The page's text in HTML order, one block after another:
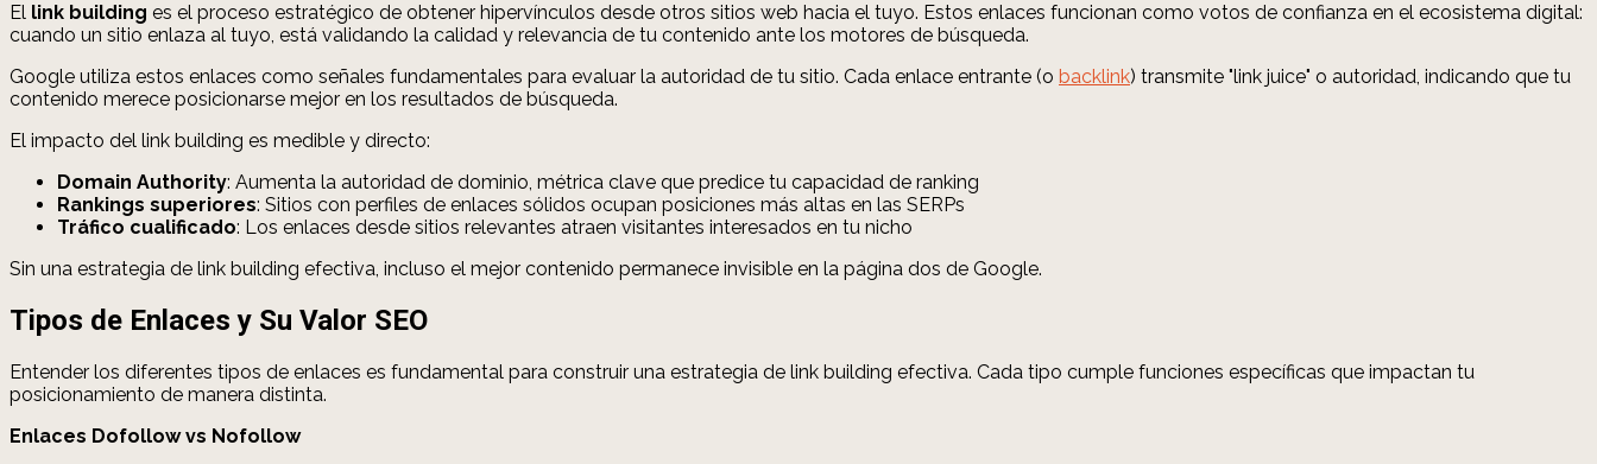
El link building es el proceso estratégico de obtener hipervínculos desde otros sitios web hacia el tuyo. Estos enlaces funcionan como votos de confianza en el ecosistema digital:
cuando un sitio enlaza al tuyo, está validando la calidad y relevancia de tu contenido ante los motores de búsqueda.
Google utiliza estos enlaces como señales fundamentales para evaluar la autoridad de tu sitio. Cada enlace entrante (o backlink) transmite "link juice" o autoridad, indicando que tu
contenido merece posicionarse mejor en los resultados de búsqueda.
El impacto del link building es medible y directo:
Domain Authority: Aumenta la autoridad de dominio, métrica clave que predice tu capacidad de ranking
Rankings superiores: Sitios con perfiles de enlaces sólidos ocupan posiciones más altas en las SERPs
Tráfico cualificado: Los enlaces desde sitios relevantes atraen visitantes interesados en tu nicho
Sin una estrategia de link building efectiva, incluso el mejor contenido permanece invisible en la página dos de Google.
Tipos de Enlaces y Su Valor SEO
Entender los diferentes tipos de enlaces es fundamental para construir una estrategia de link building efectiva. Cada tipo cumple funciones específicas que impactan tu
posicionamiento de manera distinta.
Enlaces Dofollow vs Nofollow